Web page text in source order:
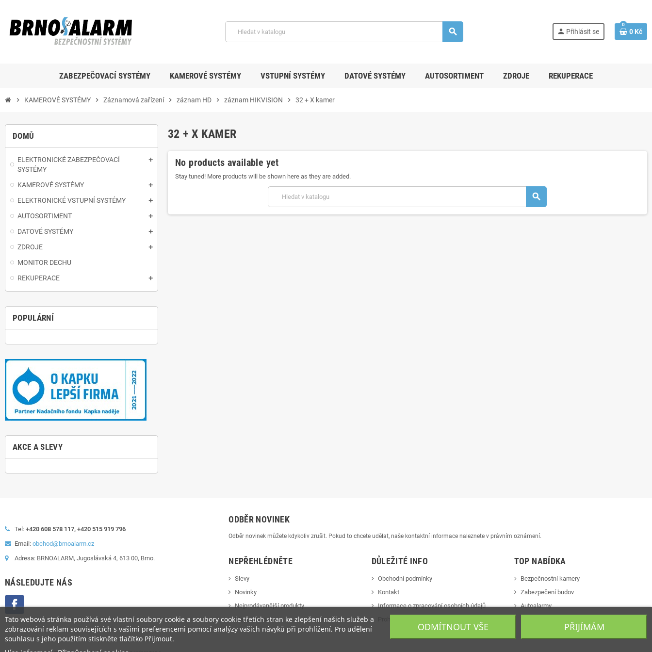
search person Přihlásit se
0
0 Kč
ZABEZPEČOVACÍ SYSTÉMY KAMEROVÉ SYSTÉMY VSTUPNÍ SYSTÉMY DATOVÉ SYSTÉMY AUTOSORTIMENT ZDROJE REKUPERACE
chevron_right KAMEROVÉ SYSTÉMY chevron_right Záznamová zařízení chevron_right záznam HD chevron_right záznam HIKVISION chevron_right 32 + X kamer
DOMŮ
ELEKTRONICKÉ ZABEZPEČOVACÍ
SYSTÉMY
KAMEROVÉ SYSTÉMY
ELEKTRONICKÉ VSTUPNÍ SYSTÉMY
AUTOSORTIMENT
DATOVÉ SYSTÉMY
ZDROJE
MONITOR DECHU
REKUPERACE
POPULÁRNÍ
AKCE A SLEVY
32 + X KAMER
No products available yet
Stay tuned! More products will be shown here as they are added.
search
Tel: +420 608 578 117, +420 515 919 796
Email: obchod@brnoalarm.cz
Adresa: BRNOALARM, Jugoslávská 4, 613 00, Brno.
NÁSLEDUJTE NÁS
ODBĚR NOVINEK
Odběr novinek můžete kdykoliv zrušit. Pokud to chcete udělat, naše kontaktní informace naleznete v právním oznámení.
NEPŘEHLÉDNĚTE
Slevy
Novinky
Nejprodávanější produkty
Mapa stránek
DŮLEŽITÉ INFO
Obchodní podmínky
Kontakt
Informace o zpracování osobních údajů
TOP NABÍDKA
Bezpečnostní kamery
Zabezpečení budov
Autoalarmy
Tato webová stránka používá své vlastní soubory cookie a soubory cookie třetích stran ke zlepšení našich služeb a
zobrazování reklam souvisejících s vašimi preferencemi pomocí analýzy vašich návyků při prohlížení. Pro udělení
souhlasu s jeho použitím stiskněte tlačítko Přijmout.
ODMÍTNOUT VŠE PŘIJÍMÁM